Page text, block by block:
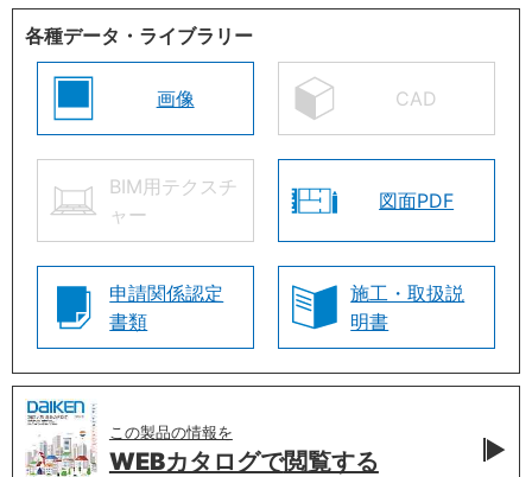
各種データ・ライブラリー
画像 CAD
BIM用テクスチ
ャー
図面PDF
申請関係認定
書類
施工・取扱説
明書
この製品の情報を
WEBカタログで閲覧する